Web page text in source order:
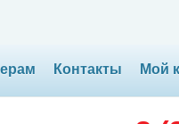
Контакты Мой